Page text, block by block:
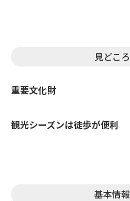
見どころ
重要文化財
観光シーズンは徒歩が便利
基本情報